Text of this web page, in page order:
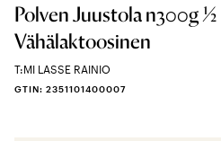
Polven Juustola n300g
Vähälaktoosinen
T:MI LASSE RAINIO
GTIN: 2351101400007